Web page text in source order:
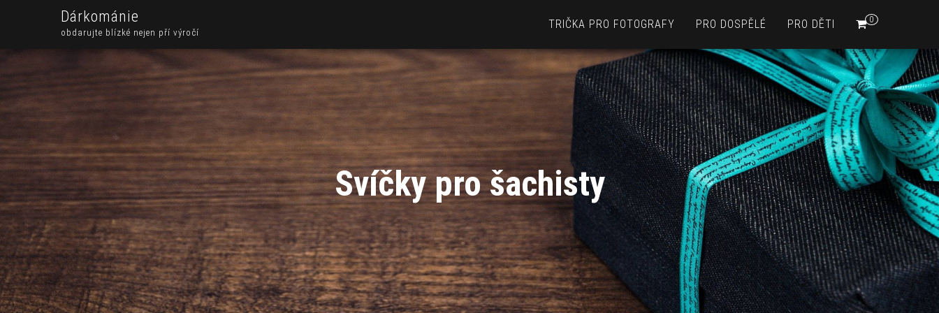
Dárkománie
obdarujte blízké nejen pří výročí
0
TRIČKA PRO FOTOGRAFY PRO DOSPĚLÉ PRO DĚTI
Svíčky pro šachisty